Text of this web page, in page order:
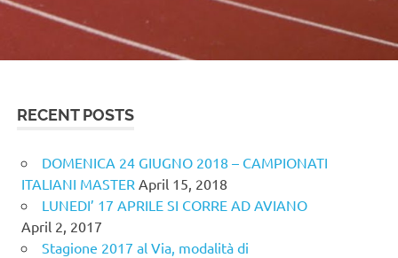
RECENT POSTS
DOMENICA 24 GIUGNO 2018 – CAMPIONATI
ITALIANI MASTER April 15, 2018
LUNEDI’ 17 APRILE SI CORRE AD AVIANO
April 2, 2017
Stagione 2017 al Via, modalità di